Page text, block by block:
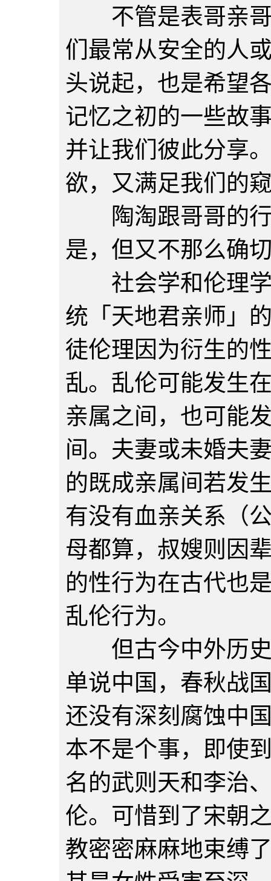
不管是表哥亲哥
们最常从安全的人
头说起，也是希望
记忆之初的一些故
并让我们彼此分享
欲，又满足我们的
陶淘跟哥哥的行
是，但又不那么确
社会学和伦理学
统「天地君亲师」
徒伦理因为衍生的
乱。乱伦可能发生
亲属之间，也可能
间。夫妻或未婚夫
的既成亲属间若发
有没有血亲关系（
母都算，叔嫂则因
的性行为在古代也
乱伦行为。
但古今中外历史
单说中国，春秋战
还没有深刻腐蚀中
本不是个事，即使
名的武则天和李治
伦。可惜到了宋朝
教密密麻麻地束缚